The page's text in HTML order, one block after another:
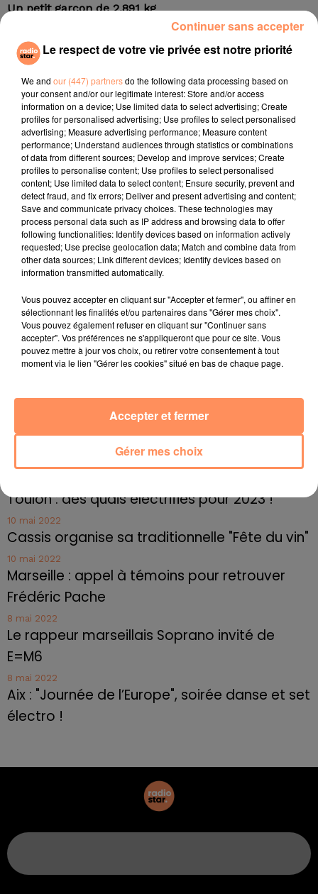
Un petit garçon de 2,891 kg
Une prouesse extrêmement rare qui s'explique par le
fait que la jeune maman avait un double utérus. Ce
phénomène est connu sous le nom de “didelphys de
l'utérus”. Concrètement, chacun des jumeaux s’est
développé séparément dans le ventre de Liliya.
j’ai appris que j’avais cette déformation, je me suis
inquiétée. Mais les docteurs ont été fabuleux, ce qu’ils
ont fait relève du miracle",confie la maman.
Selon les autorités kazakhes, les probabilités de deux
naissances dans ces circonstances sont d'un sur 50
millions. Il s'agit d'ailleurs d’une première recensée
dans ce pays d'Asie centrale. Depuis, Liliya Konovalova
est rentrée chez elle avec ses bébés, qui pèsent près
de 5 kilos et sont en parfaite santé.
4 juillet 2022
Radio Star Live avec Dadju
27 juin 2022
relation extras et...
Le cocholed pour jouer à la pétanque
jusqu'au bout de la nuit !
Toulon : des quais électrifiés pour 2023 !
10 mai 2022
Cassis organise sa traditionnelle "Fête du vin"
10 mai 2022
Marseille : appel à témoins pour retrouver
Frédéric Pache
8 mai 2022
Le rappeur marseillais Soprano invité de
E=M6
8 mai 2022
Aix : "Journée de l’Europe", soirée danse et set
électro !
Le respect de votre vie privée est notre priorité
We and our (447) partnersdo the following data processing based on
your consent and/or our legitimate interest: Store and/or access
information on a device; Use limited data to select advertising; Create
profiles for personalised advertising; Use profiles to select personalised
advertising; Measure advertising performance; Measure content
performance; Understand audiences through statistics or combinations
of data from different sources; Develop and improve services; Create
profiles to personalise content; Use profiles to select personalised
content; Use limited data to select content; Ensure security, prevent and
detect fraud, and fix errors; Deliver and present advertising and content;
Save and communicate privacy choices. These technologies may
process personal data such as IP address and browsing data to offer
following functionalities: Identify devices based on information actively
requested; Use precise geolocation data; Match and combine data from
other data sources; Link different devices; Identify devices based on
information transmitted automatically.
Vous pouvez accepter en cliquant sur "Accepter et fermer", ou affiner en
sélectionnant les finalités et/ou partenaires dans "Gérer mes choix".
Vous pouvez également refuser en cliquant sur "Continuer sans
accepter". Vos préférences ne s'appliqueront que pour ce site. Vous
pouvez mettre à jour vos choix, ou retirer votre consentement à tout
moment via le lien "Gérer les cookies" situé en bas de chaque page.
Gérer mes choix
Accepter et fermer
Continuer sans accepter